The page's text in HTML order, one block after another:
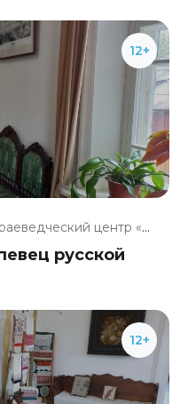
12+
Музейно-краеведческий центр «Д...
русской
12+